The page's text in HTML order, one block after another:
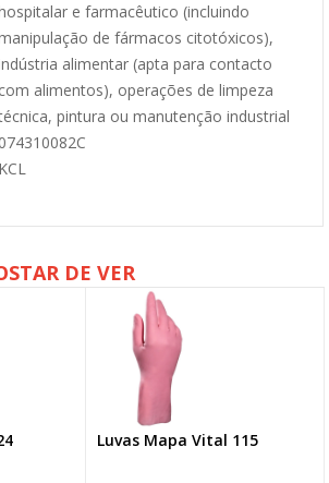
e farmacêutico (incluindo
de fármacos citotóxicos),
alimentar (apta para contacto
com alimentos), operações de limpeza
pintura ou manutenção industrial
074310082C
KCL
DE VER
Luvas Mapa Vital 115